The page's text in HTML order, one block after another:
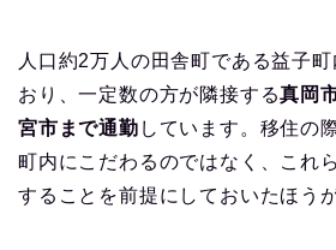
人口約2万人の田舎町である益子
おり、一定数の方が隣接する真岡
宮市まで通勤 しています。移住の
町内にこだわるのではなく、これ
することを前提にしておいたほう